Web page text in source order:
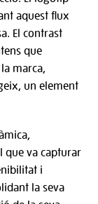
aquest flux
El contrast
que
marca,
un element
que va capturar
i
la seva